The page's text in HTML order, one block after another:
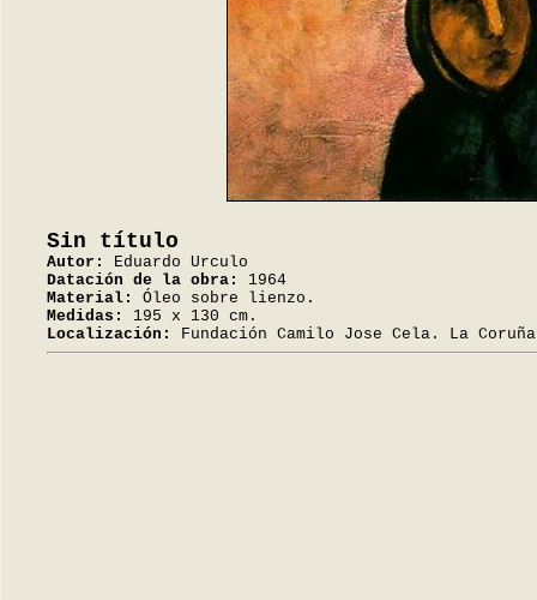
Sin título
Autor:
Eduardo Urculo
Datación de la obra:
1964
Material:
Óleo sobre lienzo.
Medidas:
195 x 130 cm.
Localización:
Fundación Camilo Jose Cela. La Coruña